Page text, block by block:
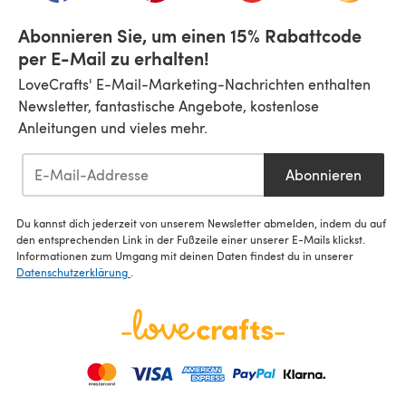
Abonnieren Sie, um einen 15% Rabattcode
per E-Mail zu erhalten!
LoveCrafts' E-Mail-Marketing-Nachrichten enthalten
Newsletter, fantastische Angebote, kostenlose
Anleitungen und vieles mehr.
Abonnieren
Du kannst dich jederzeit von unserem Newsletter abmelden, indem du auf
den entsprechenden Link in der Fußzeile einer unserer E-Mails klickst.
Informationen zum Umgang mit deinen Daten findest du in unserer
Datenschutzerklärung .